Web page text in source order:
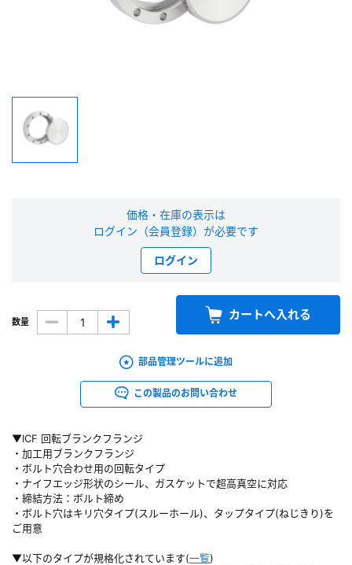
▼ICF 回転ブランクフランジ
・加工用ブランクフランジ
・ボルト穴合わせ用の回転タイプ
・ナイフエッジ形状のシール、ガスケットで超高真空に対応
・締結方法：ボルト締め
・ボルト穴はキリ穴タイプ(スルーホール)、タップタイプ(ねじきり)を
ご用意
▼以下のタイプが規格化されています(一覧)
価格・在庫の表示は
ログイン（会員登録）が必要です
ログイン
数量 カートへ入れる
部品管理ツールに追加
この製品のお問い合わせ
があります。また当社の判断によりお断りする場合があります。
ログイン
※パスワードをお忘れの方は、パスワード再発行ページ
お問い合わせページ